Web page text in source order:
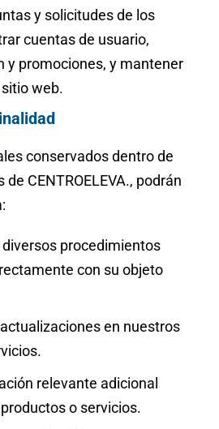
y solicitudes de los
cuentas de usuario,
y promociones, y mantener
web.
conservados dentro de
de CENTROELEVA., podrán
diversos procedimientos
con su objeto
en nuestros
relevante adicional
o servicios.